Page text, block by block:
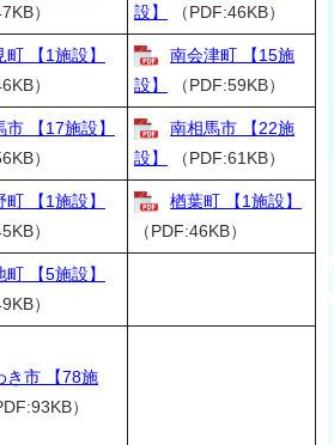
）
設】
（PDF:46KB）
町 【1施設】
）
南会津町 【15施
設】
（PDF:59KB）
市 【17施設】
）
南相馬市 【22施
設】
（PDF:61KB）
町 【1施設】
）
楢葉町 【1施設】
（PDF:46KB）
町 【5施設】
）
き市 【78施
）